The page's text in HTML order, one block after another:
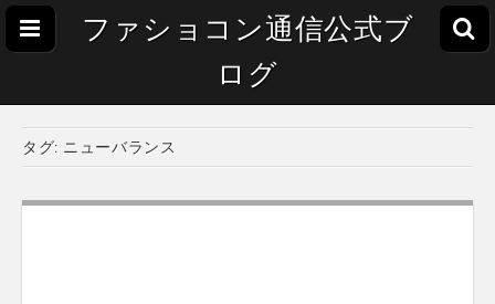
ファショコン通信公式ブ
ログ
タグ: ニューバランス